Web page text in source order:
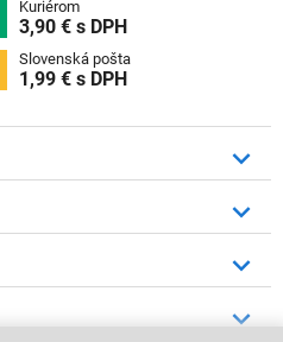
Kuriérom
3,90 € s DPH
Slovenská pošta
1,99 € s DPH